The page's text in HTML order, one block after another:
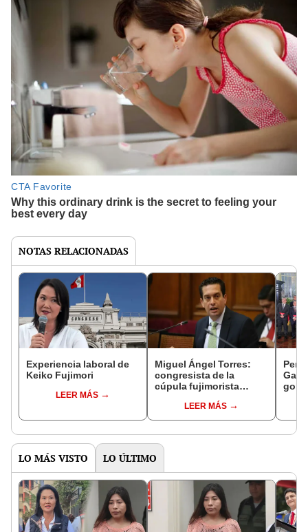
NOTAS RELACIONADAS
Experiencia laboral de
Keiko Fujimori
LEER MÁS
Miguel Ángel Torres:
congresista de la
cúpula fujimorista
del SenadoLEER MÁS
LO MÁS VISTO LO ÚLTIMO